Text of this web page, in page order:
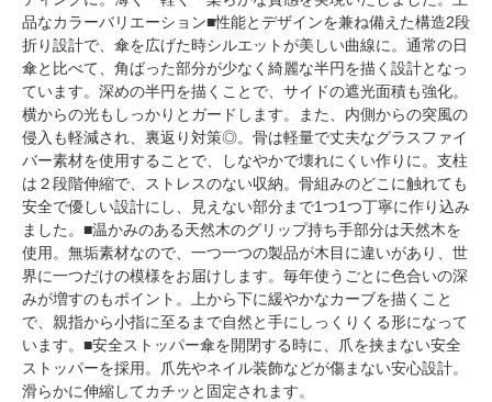
品なカラーバリエーション■性能とデザインを兼ね備えた構造2段
折り設計で、傘を広げた時シルエットが美しい曲線に。通常の日
傘と比べて、角ばった部分が少なく綺麗な半円を描く設計となっ
ています。深めの半円を描くことで、サイドの遮光面積も強化。
横からの光もしっかりとガードします。また、内側からの突風の
侵入も軽減され、裏返り対策◎。骨は軽量で丈夫なグラスファイ
バー素材を使用することで、しなやかで壊れにくい作りに。支柱
は２段階伸縮で、ストレスのない収納。骨組みのどこに触れても
安全で優しい設計にし、見えない部分まで1つ1つ丁寧に作り込み
ました。■温かみのある天然木のグリップ持ち手部分は天然木を
使用。無垢素材なので、一つ一つの製品が木目に違いがあり、世
界に一つだけの模様をお届けします。毎年使うごとに色合いの深
みが増すのもポイント。上から下に緩やかなカーブを描くこと
で、親指から小指に至るまで自然と手にしっくりくる形になって
います。■安全ストッパー傘を開閉する時に、爪を挟まない安全
ストッパーを採用。爪先やネイル装飾などが傷まない安心設計。
滑らかに伸縮してカチッと固定されます。